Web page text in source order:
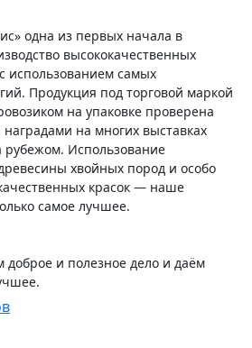
одна из первых начала в
высококачественных
использованием самых
Продукция под торговой маркой
на упаковке проверена
на многих выставках
рубежом. Использование
хвойных пород и особо
красок — наше
самое лучшее.
и полезное дело и даём